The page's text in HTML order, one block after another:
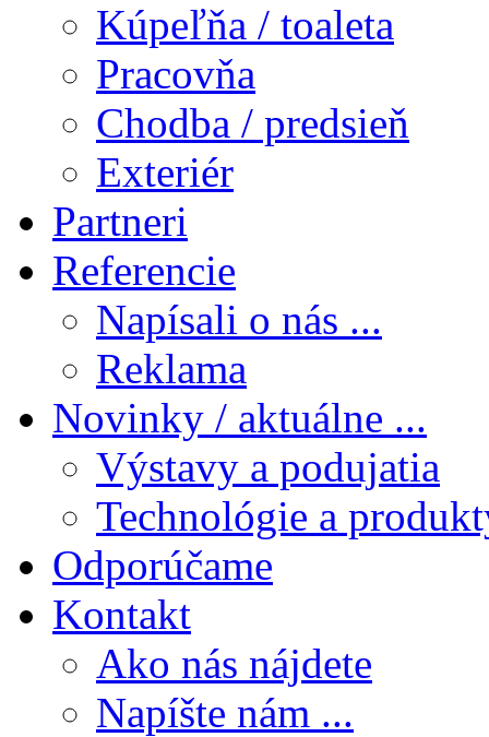
Kúpeľňa / toaleta
Pracovňa
Chodba / predsieň
Exteriér
Partneri
Referencie
Napísali o nás ...
Reklama
Novinky / aktuálne ...
Výstavy a podujatia
Technológie a
Odporúčame
Kontakt
Ako nás nájdete
Napíšte nám ...